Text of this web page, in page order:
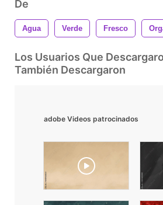
De
Agua Verde Fresco
Los Usuarios Que
También Descargaron
adobe Videos patrocinados